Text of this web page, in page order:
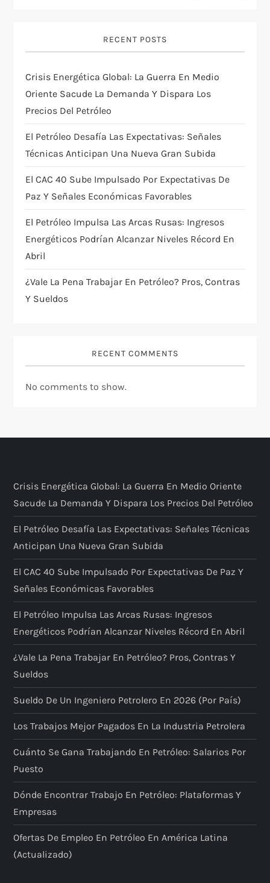
a
t
i
o
n
RECENT POSTS
Crisis Energética Global: La Guerra En Medio
Oriente Sacude La Demanda Y Dispara Los
Precios Del Petróleo
El Petróleo Desafía Las Expectativas: Señales
Técnicas Anticipan Una Nueva Gran Subida
El CAC 40 Sube Impulsado Por Expectativas De
Paz Y Señales Económicas Favorables
El Petróleo Impulsa Las Arcas Rusas: Ingresos
Energéticos Podrían Alcanzar Niveles Récord En
Abril
¿Vale La Pena Trabajar En Petróleo? Pros, Contras
Y Sueldos
RECENT COMMENTS
No comments to show.
Crisis Energética Global: La Guerra En Medio Oriente
Sacude La Demanda Y Dispara Los Precios Del Petróleo
El Petróleo Desafía Las Expectativas: Señales Técnicas
Anticipan Una Nueva Gran Subida
El CAC 40 Sube Impulsado Por Expectativas De Paz Y
Señales Económicas Favorables
El Petróleo Impulsa Las Arcas Rusas: Ingresos
Energéticos Podrían Alcanzar Niveles Récord En Abril
¿Vale La Pena Trabajar En Petróleo? Pros, Contras Y
Sueldos
Sueldo De Un Ingeniero Petrolero En 2026 (por País)
Los Trabajos Mejor Pagados En La Industria Petrolera
Cuánto Se Gana Trabajando En Petróleo: Salarios Por
Puesto
Dónde Encontrar Trabajo En Petróleo: Plataformas Y
Empresas
Ofertas De Empleo En Petróleo En América Latina
(actualizado)